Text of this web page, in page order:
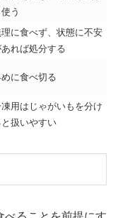
使う
に食べず、状態に不安
れば処分する
に食べ切る
用はじゃがいもを分け
と扱いやすい